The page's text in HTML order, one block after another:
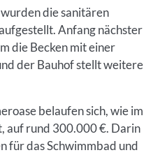
die sanitären
Anfang nächster
die Becken mit einer
der Bauhof stellt weitere
belaufen sich, wie im
auf rund 300.000 €. Darin
für das Schwimmbad und